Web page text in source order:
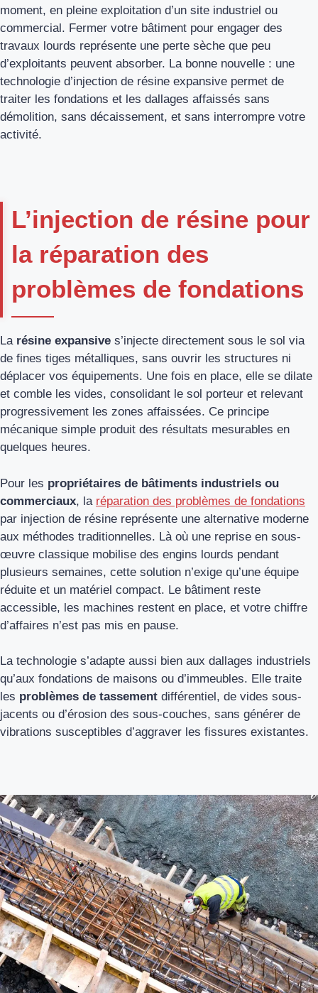
moment, en pleine exploitation d’un site industriel ou
commercial. Fermer votre bâtiment pour engager des
travaux lourds représente une perte sèche que peu
d’exploitants peuvent absorber. La bonne nouvelle : une
technologie d’injection de résine expansive permet de
traiter les fondations et les dallages affaissés sans
démolition, sans décaissement, et sans interrompre votre
activité.
L’injection de résine pour
la réparation des
problèmes de fondations
La résine expansive s’injecte directement sous le sol via
de fines tiges métalliques, sans ouvrir les structures ni
déplacer vos équipements. Une fois en place, elle se dilate
et comble les vides, consolidant le sol porteur et relevant
progressivement les zones affaissées. Ce principe
mécanique simple produit des résultats mesurables en
quelques heures.
Pour les propriétaires de bâtiments industriels ou
commerciaux, la réparation des problèmes de fondations
par injection de résine représente une alternative moderne
aux méthodes traditionnelles. Là où une reprise en sous-
œuvre classique mobilise des engins lourds pendant
plusieurs semaines, cette solution n’exige qu’une équipe
réduite et un matériel compact. Le bâtiment reste
accessible, les machines restent en place, et votre chiffre
d’affaires n’est pas mis en pause.
La technologie s’adapte aussi bien aux dallages industriels
qu’aux fondations de maisons ou d’immeubles. Elle traite
les problèmes de tassement différentiel, de vides sous-
jacents ou d’érosion des sous-couches, sans générer de
vibrations susceptibles d’aggraver les fissures existantes.